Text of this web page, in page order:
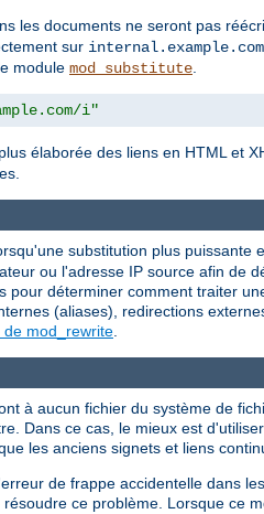
les documents ne seront pas
sur internal.example.com
module mod_substitute
i"
élaborée des liens en HTML et
substitution plus
ou l'adresse IP source afin de
déterminer comment traiter
(aliases), redirections
mod_rewrite
à aucun fichier du système de
Dans ce cas, le mieux est
les anciens signets et liens
de frappe accidentelle dans
ce problème. Lorsque ce